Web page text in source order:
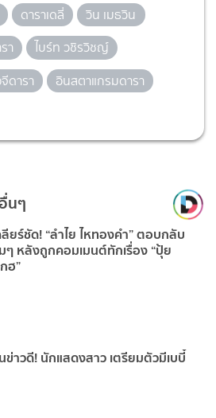
ดาราเดลี่
วิน เมธวิน
า
ไบร์ท วชิรวิชญ์
จีดารา อินสตาแกรมดารา
นๆ
ลียร์ชัด! “ลำไย ไหทองคำ” ตอบกลับ
ๆ หลังถูกคอมเมนต์ทักเรื่อง “ปุ้ย
ฮ”
ข่าวดี! นักแสดงสาว เตรียมตัวมีเบบี๋